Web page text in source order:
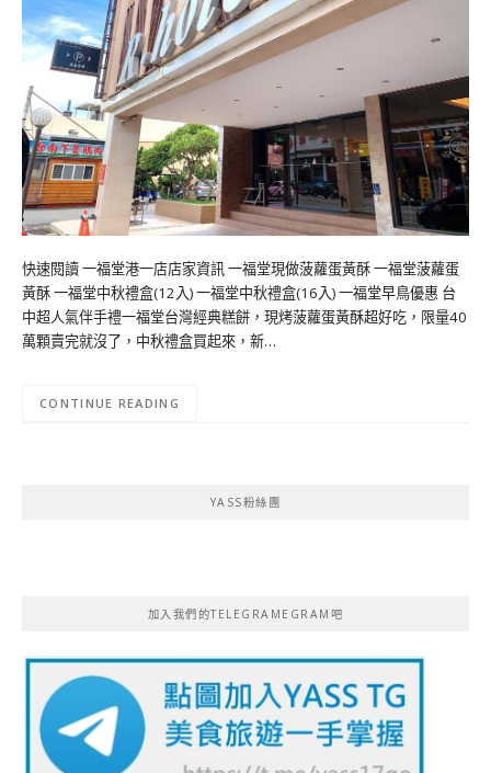
快速閱讀 一福堂港一店店家資訊 一福堂現做菠蘿蛋黃酥 一福堂菠蘿蛋
黃酥 一福堂中秋禮盒(12入) 一福堂中秋禮盒(16入) 一福堂早鳥優惠 台
中超人氣伴手禮一福堂台灣經典糕餅，現烤菠蘿蛋黃酥超好吃，限量40
萬顆賣完就沒了，中秋禮盒買起來，新…
CONTINUE READING
YASS粉絲團
加入我們的TELEGRAMEGRAM吧